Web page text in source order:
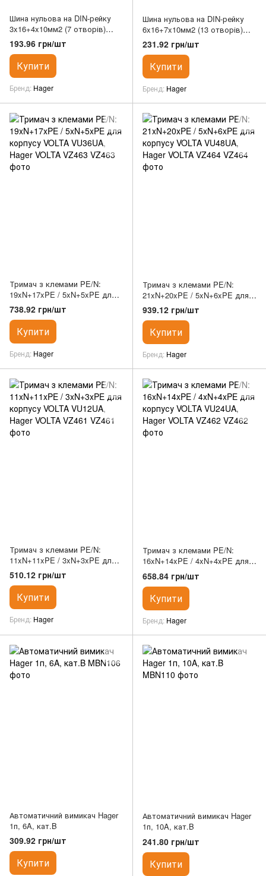
Шина нульова на DIN-рейку
3x16+4x10мм2 (7 отворів)
Hager
193.96 грн/шт
Купити
Бренд Hager
Шина нульова на DIN-рейку
6x16+7x10мм2 (13 отворів)
Hager
231.92 грн/шт
Купити
Бренд Hager
Тримач з клемами PE/N:
19xN+17xPE / 5xN+5xPE для
корпусу VOLTA VU36UA, Hager
VOLTA VZ463
738.92 грн/шт
Купити
Бренд Hager
Тримач з клемами PE/N:
21xN+20xPE / 5xN+6xPE для
корпусу VOLTA VU48UA, Hager
VOLTA VZ464
939.12 грн/шт
Купити
Бренд Hager
Тримач з клемами PE/N:
11xN+11xPE / 3xN+3xPE для
корпусу VOLTA VU12UA, Hager
VOLTA VZ461
510.12 грн/шт
Купити
Бренд Hager
Тримач з клемами PE/N:
16xN+14xPE / 4xN+4xPE для
корпусу VOLTA VU24UA, Hager
VOLTA VZ462
658.84 грн/шт
Купити
Бренд Hager
Автоматичний вимикач Hager
1п, 6A, кат.B
309.92 грн/шт
Купити
Автоматичний вимикач Hager
1п, 10A, кат.B
241.80 грн/шт
Купити